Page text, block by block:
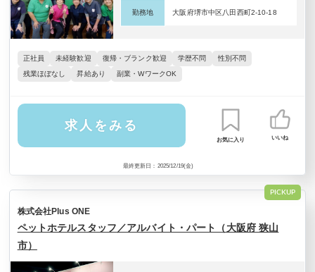
正社員 未経験歓迎 復帰・ブランク歓迎 学歴不問
性別不問
残業ほぼなし
昇給あり 副業・WワークOK
勤務地 大阪府堺市中区八田西町2-10-18
最終更新日：2025/12/19(金)
求人をみる
お気に入り いいね
株式会社Plus ONE
PICKUP
ペットホテルスタッフ／アルバイト・パート（大阪府 狭山
市）